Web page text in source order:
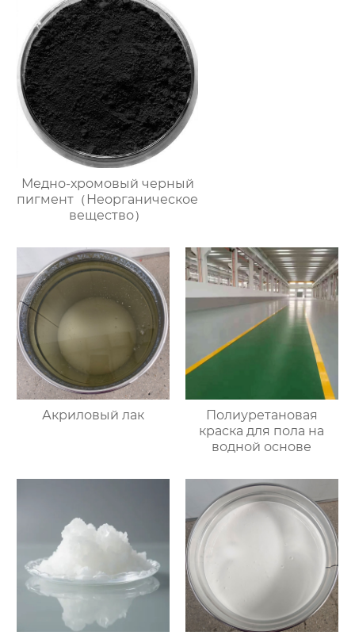
Медно-хромовый черный
пигмент（Неорганическое
вещество）
Акриловый лак
Полиуретановая
краска для пола на
водной основе